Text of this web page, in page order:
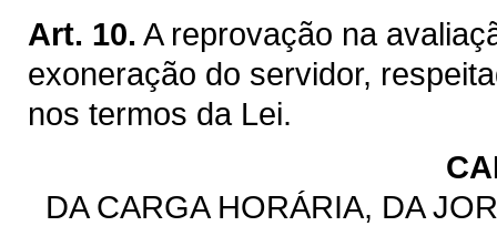
Art. 10. A reprovação na
exoneração do servidor,
nos termos da Lei.
DA CARGA HORÁRIA, DA